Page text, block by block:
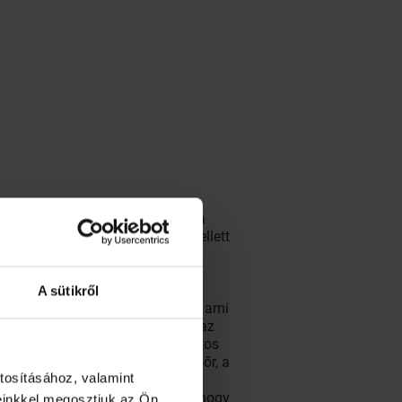
A sütikről
valamint
célszerű letesztelni. A cöliákia
Az IgA és IgG szint mellett
vételével mutatja ki a
aki szédülésre panaszkodott, ami
ami szerencsére felfedte az
elmaradásáért, a változatos
izomgörcsök, száraz bőr, a
széklet, vagy éppen
minden történet azt sugallja, hogy